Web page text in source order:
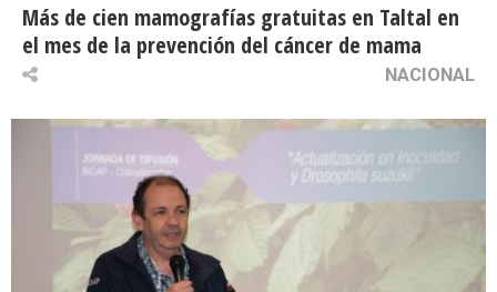
Más de cien mamografías gratuitas en Taltal en
el mes de la prevención del cáncer de mama
NACIONAL